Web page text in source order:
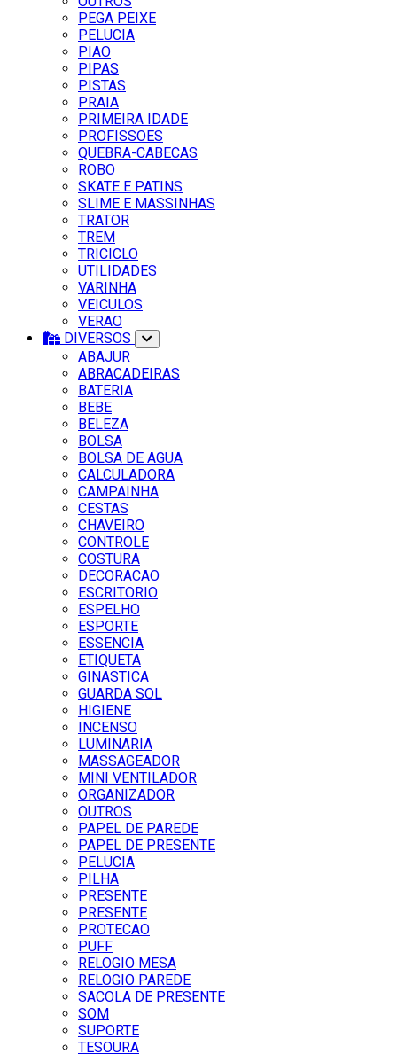
PEGA PEIXE
PELUCIA
PIAO
PIPAS
PISTAS
PRAIA
PRIMEIRA IDADE
PROFISSOES
QUEBRA-CABECAS
ROBO
SKATE E PATINS
SLIME E MASSINHAS
TRATOR
TREM
TRICICLO
UTILIDADES
VARINHA
VEICULOS
VERAO
DIVERSOS
ABAJUR
ABRACADEIRAS
BATERIA
BEBE
BELEZA
BOLSA
BOLSA DE AGUA
CALCULADORA
CAMPAINHA
CESTAS
CHAVEIRO
CONTROLE
COSTURA
DECORACAO
ESCRITORIO
ESPELHO
ESPORTE
ESSENCIA
ETIQUETA
GINASTICA
GUARDA SOL
HIGIENE
INCENSO
LUMINARIA
MASSAGEADOR
MINI VENTILADOR
ORGANIZADOR
OUTROS
PAPEL DE PAREDE
PAPEL DE PRESENTE
PELUCIA
PILHA
PRESENTE
PRESENTE
PROTECAO
PUFF
RELOGIO MESA
RELOGIO PAREDE
SACOLA DE PRESENTE
SOM
SUPORTE
TESOURA